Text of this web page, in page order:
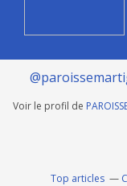
Voir le profil de
Top articles